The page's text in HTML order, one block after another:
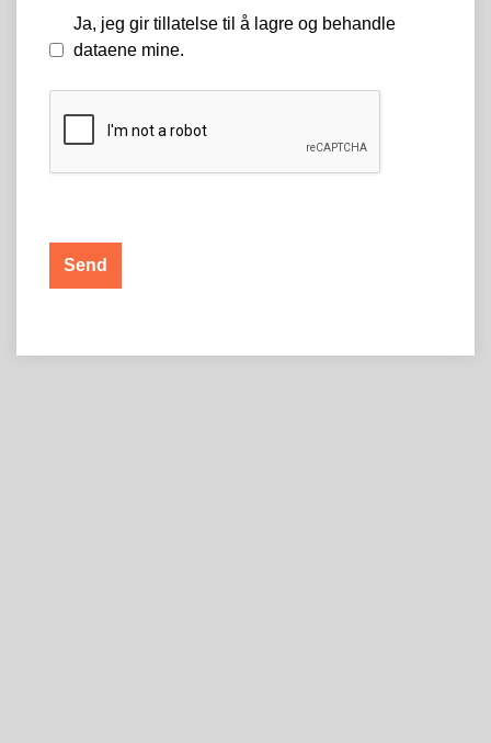
Ja, jeg gir tillatelse til å lagre og behandle
dataene mine.